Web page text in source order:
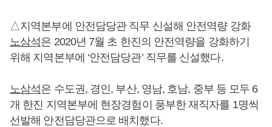
△지역본부에 안전담당관 직무 신설해 안전역량 강화
노삼석은 2020년 7월 초 한진의 안전역량을 강화하기
위해 지역본부에 ‘안전담당관’ 직무를 신설했다.
노삼석은 수도권, 경인, 부산, 영남, 호남, 중부 등 모두 6
개 한진 지역본부에 현장경험이 풍부한 재직자를 1명씩
선발해 안전담당관으로 배치했다.